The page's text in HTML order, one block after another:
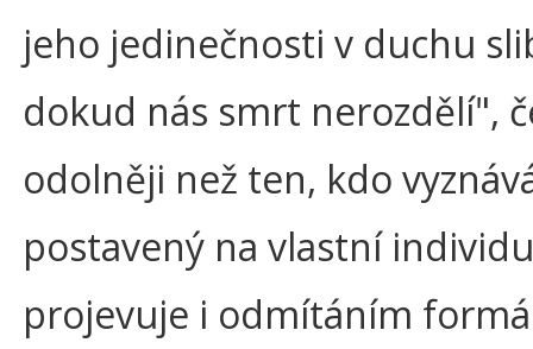
jeho jedinečnosti v duchu
dokud nás smrt nerozdělí",
odolněji než ten, kdo
postavený na vlastní
projevuje i odmítáním